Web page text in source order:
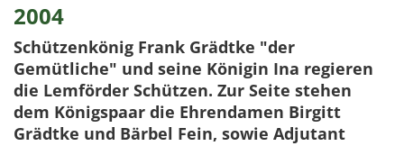
2004
Schützenkönig Frank Grädtke "der
Gemütliche" und seine Königin Ina regieren
die Lemförder Schützen. Zur Seite stehen
dem Königspaar die Ehrendamen Birgitt
Grädtke und Bärbel Fein, sowie Adjutant